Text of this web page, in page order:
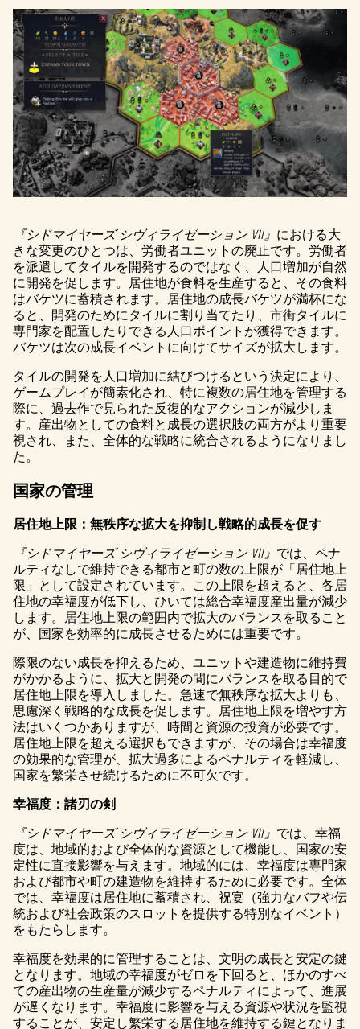
『シドマイヤーズ シヴィライゼーション VII』 における大
きな変更のひとつは、労働者ユニットの廃止です。労働者
を派遣してタイルを開発するのではなく、人口増加が自然
に開発を促します。居住地が食料を生産すると、その食料
はバケツに蓄積されます。居住地の成長バケツが満杯にな
ると、開発のためにタイルに割り当てたり、市街タイルに
専門家を配置したりできる人口ポイントが獲得できます。
バケツは次の成長イベントに向けてサイズが拡大します。
タイルの開発を人口増加に結びつけるという決定により、
ゲームプレイが簡素化され、特に複数の居住地を管理する
際に、過去作で見られた反復的なアクションが減少しま
す。産出物としての食料と成長の選択肢の両方がより重要
視され、また、全体的な戦略に統合されるようになりまし
た。
国家の管理
居住地上限：無秩序な拡大を抑制し戦略的成長を促す
『シドマイヤーズ シヴィライゼーション VII』 では、ペナ
ルティなしで維持できる都市と町の数の上限が「居住地上
限」として設定されています。この上限を超えると、各居
住地の幸福度が低下し、ひいては総合幸福度産出量が減少
します。居住地上限の範囲内で拡大のバランスを取ること
が、国家を効率的に成長させるためには重要です。
際限のない成長を抑えるため、ユニットや建造物に維持費
がかかるように、拡大と開発の間にバランスを取る目的で
居住地上限を導入しました。急速で無秩序な拡大よりも、
思慮深く戦略的な成長を促します。居住地上限を増やす方
法はいくつかありますが、時間と資源の投資が必要です。
居住地上限を超える選択もできますが、その場合は幸福度
の効果的な管理が、拡大過多によるペナルティを軽減し、
国家を繁栄させ続けるために不可欠です。
幸福度：諸刃の剣
『シドマイヤーズ シヴィライゼーション VII』 では、幸福
度は、地域的および全体的な資源として機能し、国家の安
定性に直接影響を与えます。地域的には、幸福度は専門家
および都市や町の建造物を維持するために必要です。全体
では、幸福度は居住地に蓄積され、祝宴（強力なバフや伝
統および社会政策のスロットを提供する特別なイベント）
をもたらします。
幸福度を効果的に管理することは、文明の成長と安定の鍵
となります。地域の幸福度がゼロを下回ると、ほかのすべ
ての産出物の生産量が減少するペナルティによって、進展
が遅くなります。幸福度に影響を与える資源や状況を監視
することが、安定し繁栄する居住地を維持する鍵となりま